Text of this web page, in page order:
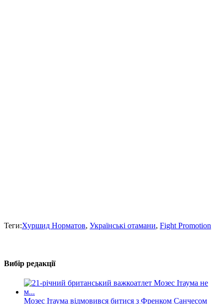
Теги:Хуршид Норматов, Українські отамани, Fight Promotion
Вибір редакції
Мозес Ітаума відмовився битися з Френком Санчесом